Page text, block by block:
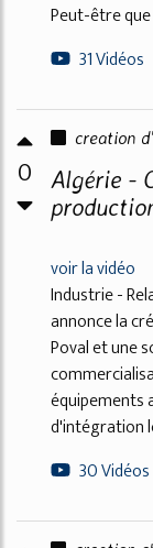
Peut-être
31 Vidéos
0
creation
Algérie -
voir la vidéo
Industrie -
annonce la
Poval et une
équipements
d'intégration
30 Vidéos